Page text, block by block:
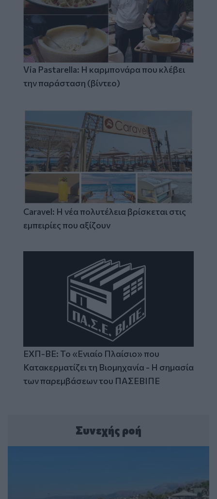
Via Pastarella: Η καρμπονάρα που κλέβει
την παράσταση (βίντεο)
Caravel: Η νέα πολυτέλεια βρίσκεται στις
εμπειρίες που αξίζουν
ΕΧΠ-ΒΕ: Το «Ενιαίο Πλαίσιο» που
Κατακερματίζει τη Βιομηχανία - Η σημασία
των παρεμβάσεων του ΠΑΣΕΒΙΠΕ
Συνεχής ροή